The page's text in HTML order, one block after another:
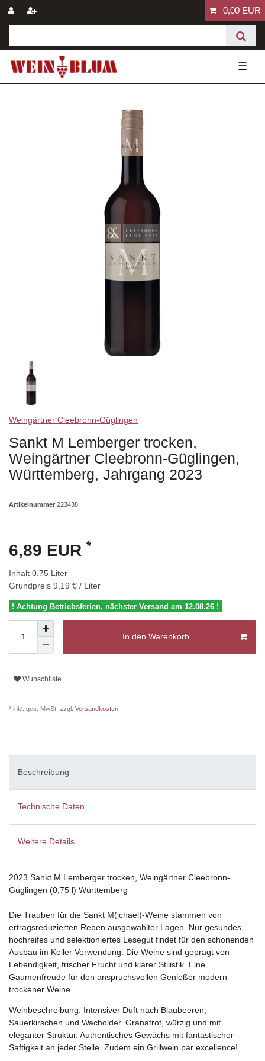
0,00 EUR
☰
Weingärtner Cleebronn-Güglingen
Sankt M Lemberger trocken,
Weingärtner Cleebronn-Güglingen,
Württemberg, Jahrgang 2023
Artikelnummer 223438
6,89 EUR *
Inhalt 0,75 Liter
Grundpreis 9,19 € / Liter
! Achtung Betriebsferien, nächster Versand am 12.08.26 !
In den Warenkorb
Wunschliste
* inkl. ges. MwSt. zzgl. Versandkosten
Beschreibung
Technische Daten
Weitere Details
2023 Sankt M Lemberger trocken, Weingärtner Cleebronn-
Güglingen (0,75 l) Württemberg
Die Trauben für die Sankt M(ichael)-Weine stammen von
ertragsreduzierten Reben ausgewählter Lagen. Nur gesundes,
hochreifes und selektioniertes Lesegut findet für den schonenden
Ausbau im Keller Verwendung. Die Weine sind geprägt von
Lebendigkeit, frischer Frucht und klarer Stilistik. Eine
Gaumenfreude für den anspruchsvollen Genießer modern
trockener Weine.
Weinbeschreibung: Intensiver Duft nach Blaubeeren,
Sauerkirschen und Wacholder. Granatrot, würzig und mit
eleganter Struktur. Authentisches Gewächs mit fantastischer
Saftigkeit an jeder Stelle. Zudem ein Grillwein par excellence!